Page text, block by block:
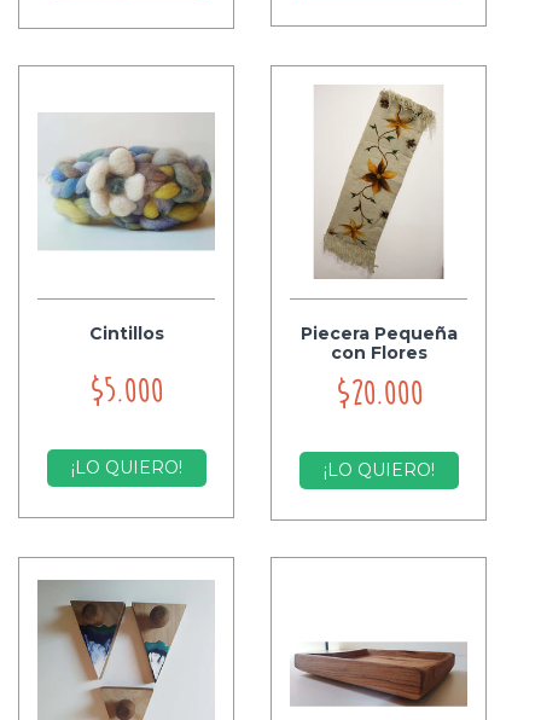
Cintillos
$5.000
¡LO QUIERO!
Piecera Pequeña
con Flores
$20.000
¡LO QUIERO!